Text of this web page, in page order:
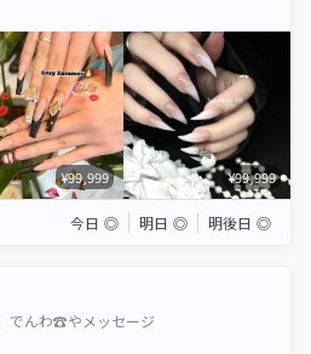
¥99,999 ¥99,999
今日 ◎ 明日 ◎ 明後日 ◎
でんわ☎︎やメッセージ